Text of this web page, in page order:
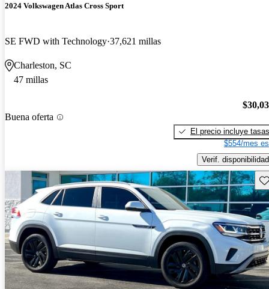
2024 Volkswagen Atlas Cross Sport
SE FWD with Technology 37,621 millas
Charleston, SC
47 millas
Buena oferta
El precio incluye tasas
$554/mes
Verif. disponibilidad